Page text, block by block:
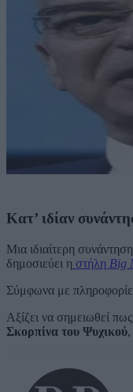
Κατ’ ιδίαν
Μια ιδιαίτερη
δημοσιεύει η στήλη Big
Σύμφωνα με
Αξίζει να σημειωθεί
Σκορπίνα του Ψυχικού